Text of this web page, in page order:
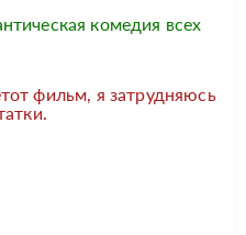
комедия всех
фильм, я затрудняюсь